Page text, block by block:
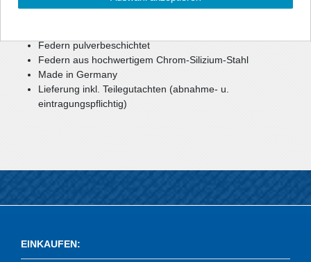
Federn pulverbeschichtet
Federn aus hochwertigem Chrom-Silizium-Stahl
Made in Germany
Lieferung inkl. Teilegutachten (abnahme- u.
eintragungspflichtig)
EINKAUFEN: